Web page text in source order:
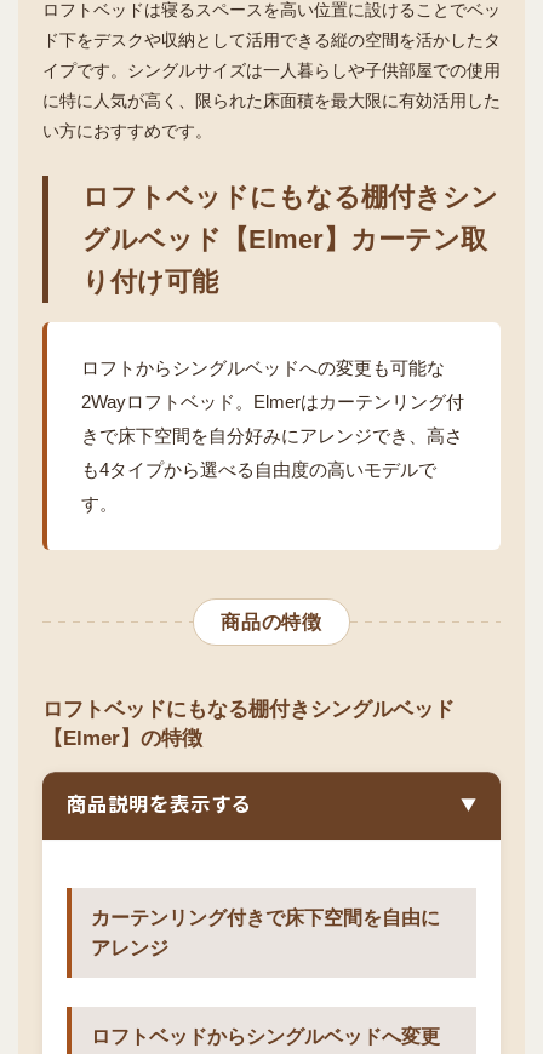
ロフトベッドは寝るスペースを高い位置に設けることでベッ
ド下をデスクや収納として活用できる縦の空間を活かしたタ
イプです。シングルサイズは一人暮らしや子供部屋での使用
に特に人気が高く、限られた床面積を最大限に有効活用した
い方におすすめです。
ロフトベッドにもなる棚付きシン
グルベッド【Elmer】カーテン取
り付け可能
ロフトからシングルベッドへの変更も可能な
2Wayロフトベッド。Elmerはカーテンリング付
きで床下空間を自分好みにアレンジでき、高さ
も4タイプから選べる自由度の高いモデルで
す。
商品の特徴
ロフトベッドにもなる棚付きシングルベッド
【Elmer】の特徴
商品説明を表示する ▼
カーテンリング付きで床下空間を自由に
アレンジ
ロフトベッドからシングルベッドへ変更